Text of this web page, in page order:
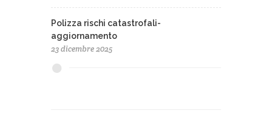
Polizza rischi catastrofali-
aggiornamento
23 dicembre 2025